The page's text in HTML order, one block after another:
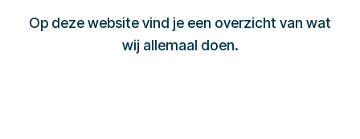
Op deze website vind je een overzicht van wat
wij allemaal doen.